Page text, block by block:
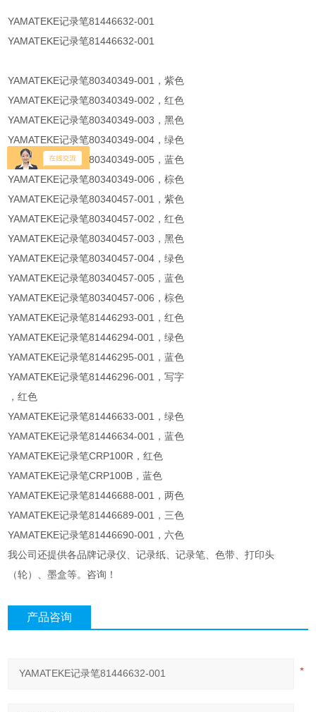
YAMATEKE记录笔81446632-001
YAMATEKE记录笔81446632-001
YAMATEKE记录笔80340349-001，紫色
YAMATEKE记录笔80340349-002，红色
YAMATEKE记录笔80340349-003，黑色
YAMATEKE记录笔80340349-004，绿色
YAMATEKE记录笔80340349-005，蓝色
YAMATEKE记录笔80340349-006，棕色
YAMATEKE记录笔80340457-001，紫色
YAMATEKE记录笔80340457-002，红色
YAMATEKE记录笔80340457-003，黑色
YAMATEKE记录笔80340457-004，绿色
YAMATEKE记录笔80340457-005，蓝色
YAMATEKE记录笔80340457-006，棕色
YAMATEKE记录笔81446293-001，红色
YAMATEKE记录笔81446294-001，绿色
YAMATEKE记录笔81446295-001，蓝色
YAMATEKE记录笔81446296-001，写字
，红色
YAMATEKE记录笔81446633-001，绿色
YAMATEKE记录笔81446634-001，蓝色
YAMATEKE记录笔CRP100R，红色
YAMATEKE记录笔CRP100B，蓝色
YAMATEKE记录笔81446688-001，两色
YAMATEKE记录笔81446689-001，三色
YAMATEKE记录笔81446690-001，六色
我公司还提供各品牌记录仪、记录纸、记录笔、色带、打印头
（轮）、墨盒等。咨询！
产品咨询